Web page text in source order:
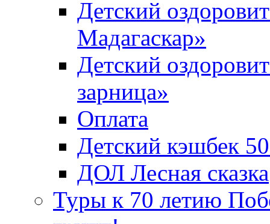
Детский
Мадагаскар»
Детский
зарница»
Оплата
Детский кэшбек
ДОЛ Лесная сказка
Туры к 70 летию